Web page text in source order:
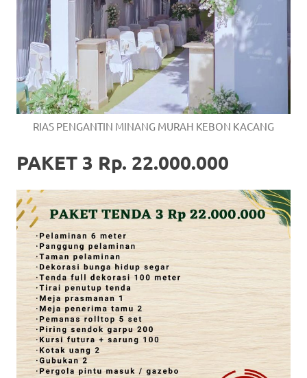
RIAS PENGANTIN MINANG MURAH KEBON KACANG
PAKET 3 Rp. 22.000.000